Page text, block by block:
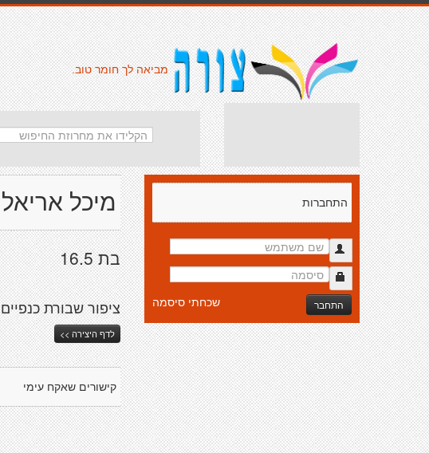
מביאה לך חומר טוב.
מיכל אריאל
בת 16.5
ציפור שבורת כנפיים
לדף היצירה >>
קישורים שאקח עימי
התחברות
התחבר שכחתי סיסמה